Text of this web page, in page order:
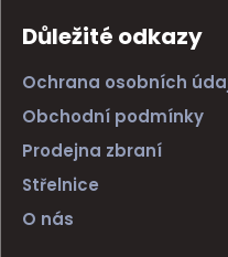
Důležité odkazy
Ochrana osobních
Obchodní podmínky
Prodejna zbraní
Střelnice
O nás